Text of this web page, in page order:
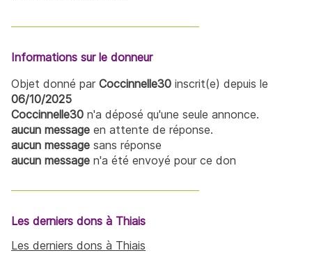
Informations sur le donneur
Objet donné par Coccinnelle30 inscrit(e) depuis le
06/10/2025
Coccinnelle30 n'a déposé qu'une seule annonce.
aucun message en attente de réponse.
aucun message sans réponse
aucun message n'a été envoyé pour ce don
Les derniers dons à Thiais
Les derniers dons à Thiais